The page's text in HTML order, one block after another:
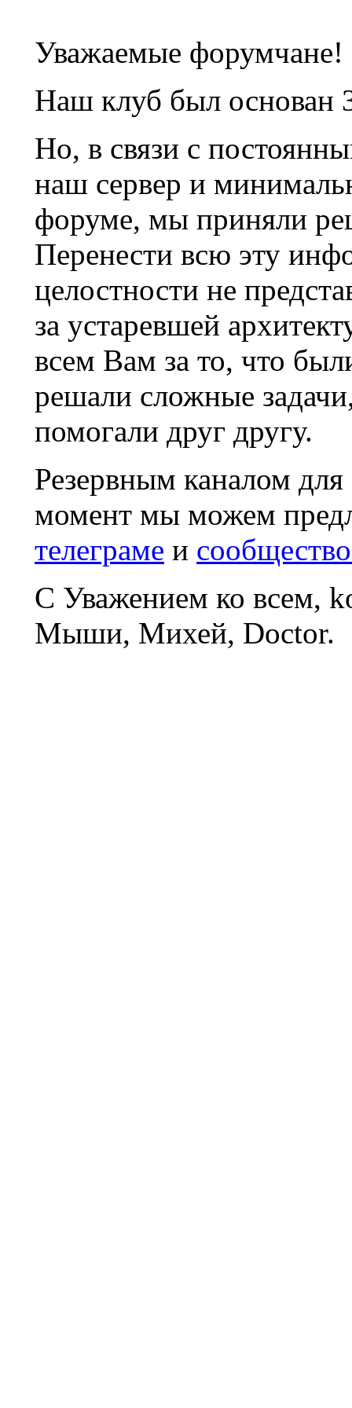
Уважаемые форумчане!
Наш клуб был основан
Но, в связи с
наш сервер и
форуме, мы приняли
Перенести всю эту
целостности не
за устаревшей
всем Вам за то, что
решали сложные
помогали друг другу.
Резервным каналом
момент мы можем
телеграме и
С Уважением ко всем,
Мыши, Михей, Doctor.